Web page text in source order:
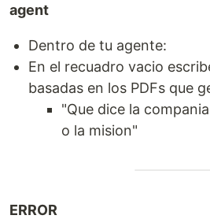
agent
Dentro de tu agente:
En el recuadro vacio
basadas en los PDFs que
"Que dice la
o la mision"
ERROR